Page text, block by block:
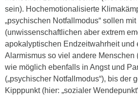
sein). Hochemotionalisierte
„psychischen Notfallmodus“ sollen
(unwissenschaftlichen aber extrem
apokalyptischen Endzeitwahrheit und
Alarmismus so viel andere Menschen
wie möglich ebenfalls in Angst und
(„psychischer Notfallmodus“), bis der
Kipppunkt (hier: „sozialer